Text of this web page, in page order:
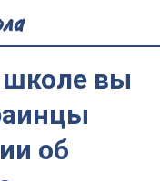
школе вы
об